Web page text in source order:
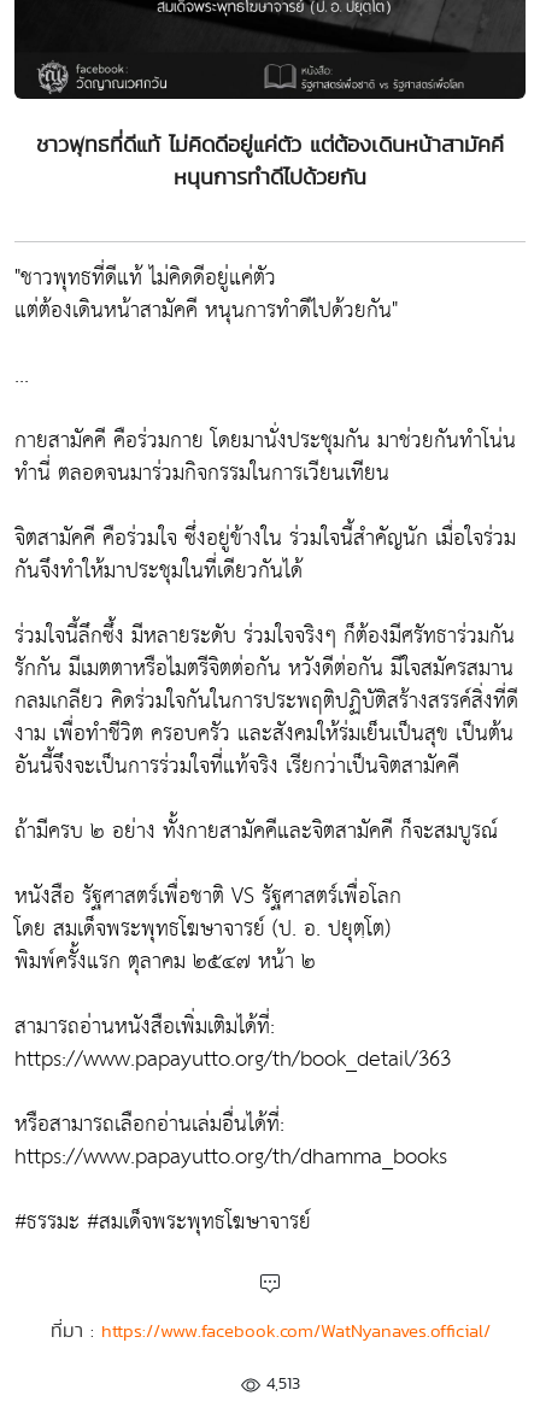
ชาวพุทธที่ดีแท้ ไม่คิดดีอยู่แค่ตัว แต่ต้องเดินหน้าสามัคคี
หนุนการทำดีไปด้วยกัน
"ชาวพุทธที่ดีแท้ ไม่คิดดีอยู่แค่ตัว
แต่ต้องเดินหน้าสามัคคี หนุนการทำดีไปด้วยกัน"
...
กายสามัคคี คือร่วมกาย โดยมานั่งประชุมกัน มาช่วยกันทำโน่น
ทำนี่ ตลอดจนมาร่วมกิจกรรมในการเวียนเทียน
จิตสามัคคี คือร่วมใจ ซึ่งอยู่ข้างใน ร่วมใจนี้สำคัญนัก เมื่อใจร่วม
กันจึงทำให้มาประชุมในที่เดียวกันได้
ร่วมใจนี้ลึกซึ้ง มีหลายระดับ ร่วมใจจริงๆ ก็ต้องมีศรัทธาร่วมกัน
รักกัน มีเมตตาหรือไมตรีจิตต่อกัน หวังดีต่อกัน มีใจสมัครสมาน
กลมเกลียว คิดร่วมใจกันในการประพฤติปฏิบัติสร้างสรรค์สิ่งที่ดี
งาม เพื่อทำชีวิต ครอบครัว และสังคมให้ร่มเย็นเป็นสุข เป็นต้น
อันนี้จึงจะเป็นการร่วมใจที่แท้จริง เรียกว่าเป็นจิตสามัคคี
ถ้ามีครบ ๒ อย่าง ทั้งกายสามัคคีและจิตสามัคคี ก็จะสมบูรณ์
หนังสือ รัฐศาสตร์เพื่อชาติ VS รัฐศาสตร์เพื่อโลก
โดย สมเด็จพระพุทธโฆษาจารย์ (ป. อ. ปยุตฺโต)
พิมพ์ครั้งแรก ตุลาคม ๒๕๔๗ หน้า ๒
สามารถอ่านหนังสือเพิ่มเติมได้ที่:
https://www.papayutto.org/th/book_detail/363
หรือสามารถเลือกอ่านเล่มอื่นได้ที่:
https://www.papayutto.org/th/dhamma_books
#ธรรมะ #สมเด็จพระพุทธโฆษาจารย์
ที่มา : https://www.facebook.com/WatNyanaves.official/
4,513